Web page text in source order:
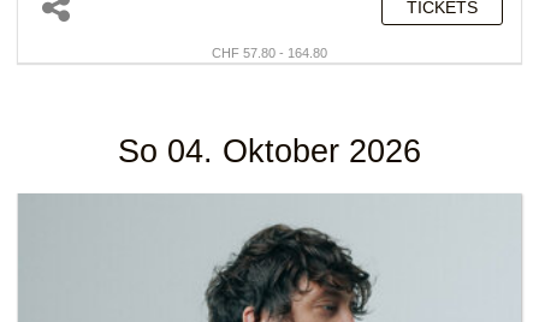
TICKETS
CHF 57.80 - 164.80
So 04. Oktober 2026